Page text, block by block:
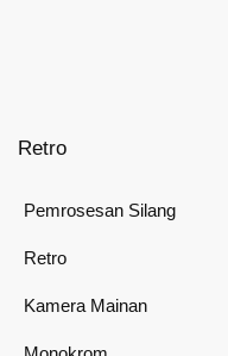
Retro
Pemrosesan Silang
Retro
Kamera Mainan